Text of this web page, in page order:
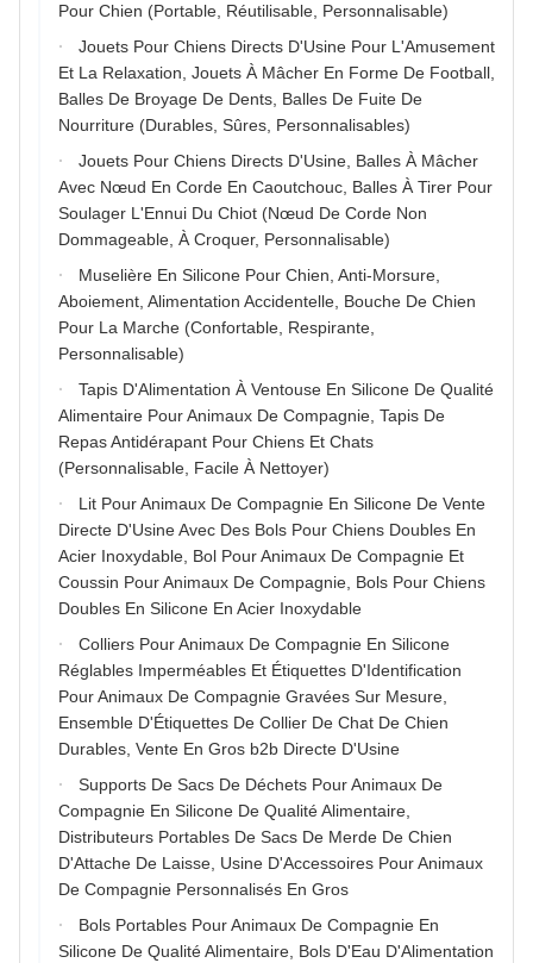
Pour Chien (Portable, Réutilisable, Personnalisable)
Jouets Pour Chiens Directs D'Usine Pour L'Amusement
Et La Relaxation, Jouets À Mâcher En Forme De Football,
Balles De Broyage De Dents, Balles De Fuite De
Nourriture (Durables, Sûres, Personnalisables)
Jouets Pour Chiens Directs D'Usine, Balles À Mâcher
Avec Nœud En Corde En Caoutchouc, Balles À Tirer Pour
Soulager L'Ennui Du Chiot (Nœud De Corde Non
Dommageable, À Croquer, Personnalisable)
Muselière En Silicone Pour Chien, Anti-Morsure,
Aboiement, Alimentation Accidentelle, Bouche De Chien
Pour La Marche (Confortable, Respirante,
Personnalisable)
Tapis D'Alimentation À Ventouse En Silicone De Qualité
Alimentaire Pour Animaux De Compagnie, Tapis De
Repas Antidérapant Pour Chiens Et Chats
(Personnalisable, Facile À Nettoyer)
Lit Pour Animaux De Compagnie En Silicone De Vente
Directe D'Usine Avec Des Bols Pour Chiens Doubles En
Acier Inoxydable, Bol Pour Animaux De Compagnie Et
Coussin Pour Animaux De Compagnie, Bols Pour Chiens
Doubles En Silicone En Acier Inoxydable
Colliers Pour Animaux De Compagnie En Silicone
Réglables Imperméables Et Étiquettes D'Identification
Pour Animaux De Compagnie Gravées Sur Mesure,
Ensemble D'Étiquettes De Collier De Chat De Chien
Durables, Vente En Gros b2b Directe D'Usine
Supports De Sacs De Déchets Pour Animaux De
Compagnie En Silicone De Qualité Alimentaire,
Distributeurs Portables De Sacs De Merde De Chien
D'Attache De Laisse, Usine D'Accessoires Pour Animaux
De Compagnie Personnalisés En Gros
Bols Portables Pour Animaux De Compagnie En
Silicone De Qualité Alimentaire, Bols D'Eau D'Alimentation